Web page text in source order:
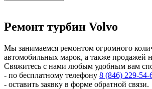
Ремонт турбин Volvo
Мы занимаемся ремонтом огромного
автомобильных марок, а также продажей
Свяжитесь с нами любым удобным вам
- по бесплатному телефону 8 (846) 229-54-
- оставить заявку в форме обратной связи.